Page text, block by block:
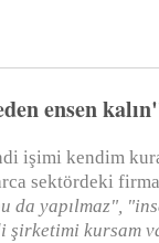
ensen
işimi kendim
sektördeki
da yapılmaz",
şirketimi kursam